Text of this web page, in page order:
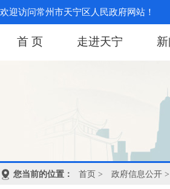
欢迎访问常州市天宁区人民政府网站！
首 页 走进天宁
您当前的位置： 首页 > 政府信息公开 >